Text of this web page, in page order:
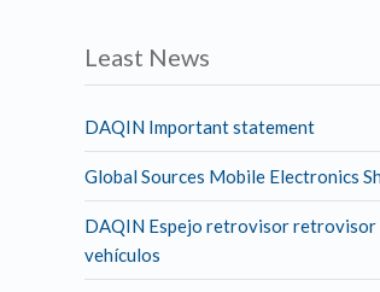
Least News
DAQIN Important statement
Global Sources Mobile Electronics
DAQIN Espejo retrovisor retrovisor
vehículos